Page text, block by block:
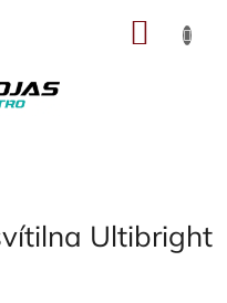
Ultibright